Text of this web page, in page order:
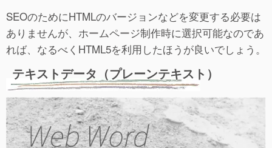
SEOのためにHTMLのバージョンなどを変更する必要は
ありませんが、ホームページ制作時に選択可能なのであ
れば、なるべくHTML5を利用したほうが良いでしょう。
テキストデータ（プレーンテキスト）